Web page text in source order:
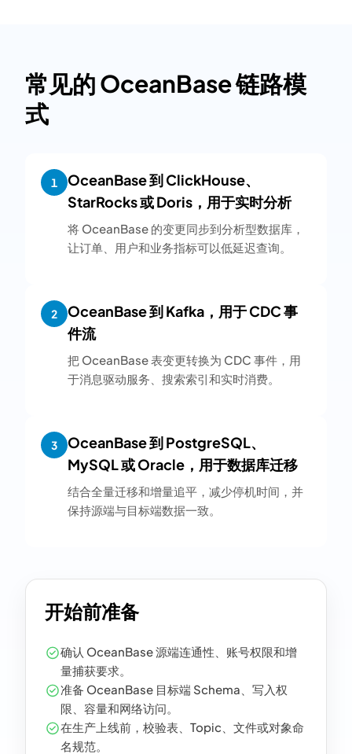
常见的 OceanBase 链路模
式
1
OceanBase 到 ClickHouse、
StarRocks 或 Doris，用于实时分析
将 OceanBase 的变更同步到分析型数据库，
让订单、用户和业务指标可以低延迟查询。
2
OceanBase 到 Kafka，用于 CDC 事
件流
把 OceanBase 表变更转换为 CDC 事件，用
于消息驱动服务、搜索索引和实时消费。
3
OceanBase 到 PostgreSQL、
MySQL 或 Oracle，用于数据库迁移
结合全量迁移和增量追平，减少停机时间，并
保持源端与目标端数据一致。
开始前准备
确认 OceanBase 源端连通性、账号权限和增
量捕获要求。
准备 OceanBase 目标端 Schema、写入权
限、容量和网络访问。
在生产上线前，校验表、Topic、文件或对象命
名规范。